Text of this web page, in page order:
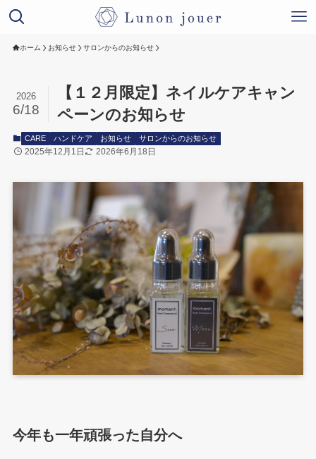
ホーム お知らせ サロンからのお知らせ
【１２月限定】ネイルケアキャン
ペーンのお知らせ
2026
6/18
CARE ハンドケア お知らせ サロンからのお知らせ
2025年12月1日 2026年6月18日
今年も一年頑張った自分へ